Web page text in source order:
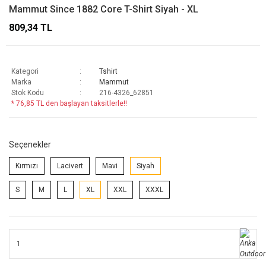
Mammut Since 1882 Core T-Shirt Siyah - XL
809,34 TL
Kategori
Tshirt
Marka
Mammut
Stok Kodu
216-4326_62851
* 76,85 TL den başlayan taksitlerle!!
Seçenekler
Kırmızı Lacivert Mavi Siyah
S M L XL XXL XXXL